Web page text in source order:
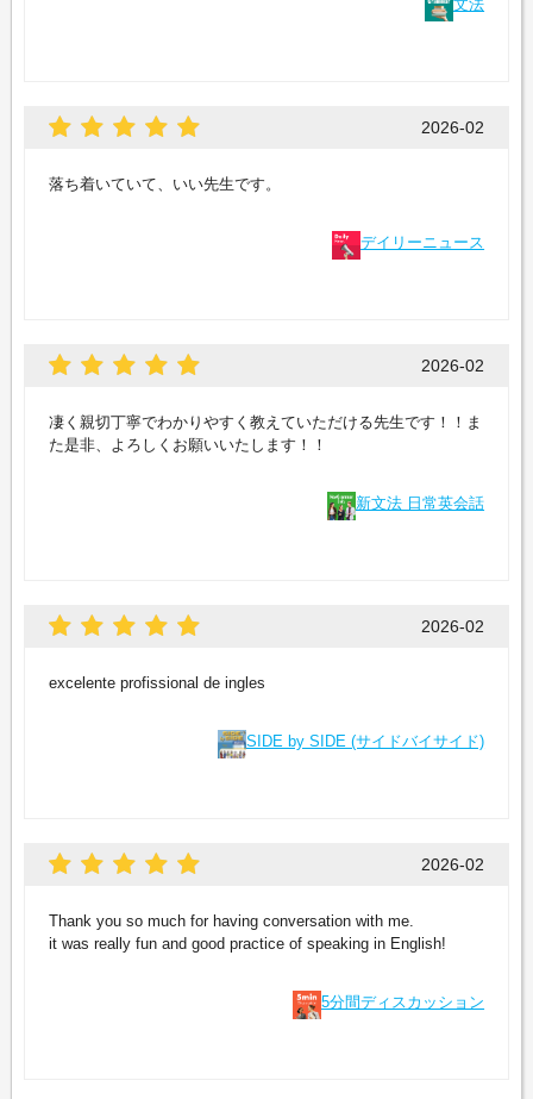
文法
2026-02
落ち着いていて、いい先生です。
デイリーニュース
2026-02
凄く親切丁寧でわかりやすく教えていただける先生です！！ま
た是非、よろしくお願いいたします！！
新文法 日常英会話
2026-02
excelente profissional de ingles
SIDE by SIDE (サイドバイサイド)
2026-02
Thank you so much for having conversation with me.
it was really fun and good practice of speaking in English!
5分間ディスカッション